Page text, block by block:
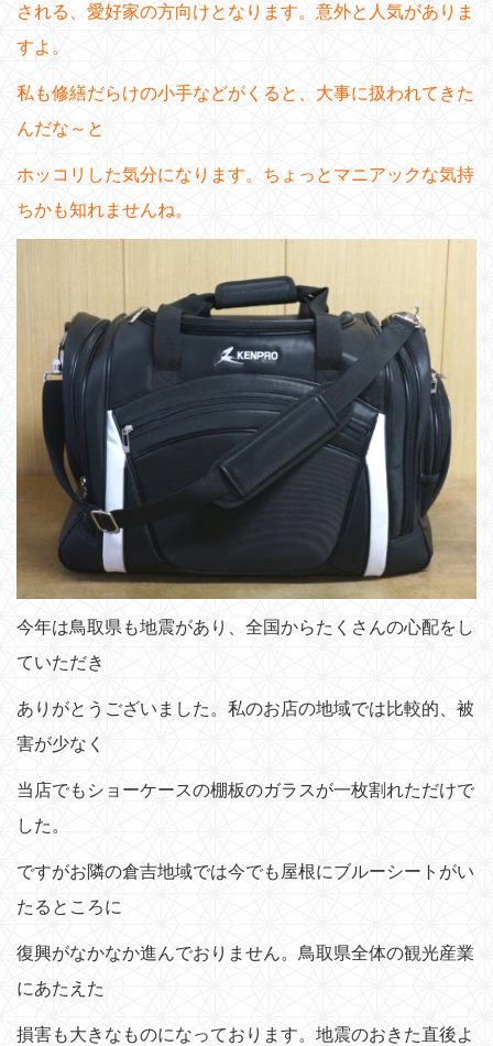
される、愛好家の方向けとなります。意外と人気がありま
すよ。
私も修繕だらけの小手などがくると、大事に扱われてきた
んだな～と
ホッコリした気分になります。ちょっとマニアックな気持
ちかも知れませんね。
今年は鳥取県も地震があり、全国からたくさんの心配をし
ていただき
ありがとうございました。私のお店の地域では比較的、被
害が少なく
当店でもショーケースの棚板のガラスが一枚割れただけで
した。
ですがお隣の倉吉地域では今でも屋根にブルーシートがい
たるところに
復興がなかなか進んでおりません。鳥取県全体の観光産業
にあたえた
損害も大きなものになっております。地震のおきた直後よ